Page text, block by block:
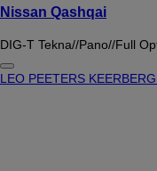
Nissan Qashqai
DIG-T Tekna//Pano//Full
LEO PEETERS